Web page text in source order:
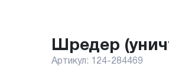
Шредер
Артикул: 124-284469